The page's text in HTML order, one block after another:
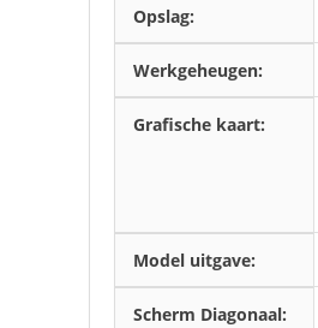
Opslag:
Werkgeheugen:
Grafische kaart:
Model uitgave:
Scherm Diagonaal: